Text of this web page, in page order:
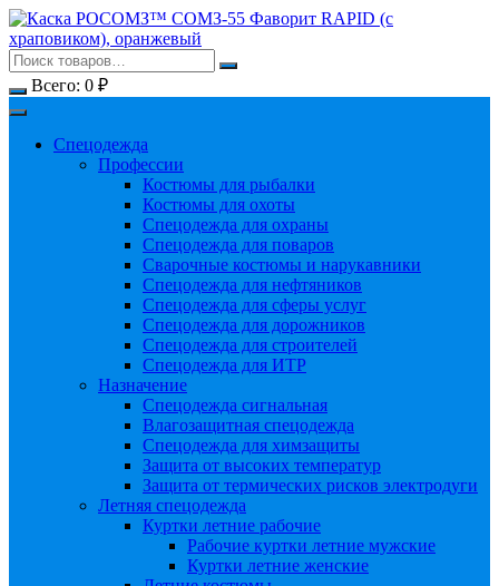
Перейти
к
содержимому
Всего: 0 ₽
Спецодежда
Профессии
Костюмы для рыбалки
Костюмы для охоты
Спецодежда для охраны
Спецодежда для поваров
Сварочные костюмы и нарукавники
Спецодежда для нефтяников
Спецодежда для сферы услуг
Спецодежда для дорожников
Спецодежда для строителей
Спецодежда для ИТР
Назначение
Спецодежда сигнальная
Влагозащитная спецодежда
Спецодежда для химзащиты
Защита от высоких температур
Защита от термических рисков электродуги
Летняя спецодежда
Куртки летние рабочие
Рабочие куртки летние мужские
Куртки летние женские